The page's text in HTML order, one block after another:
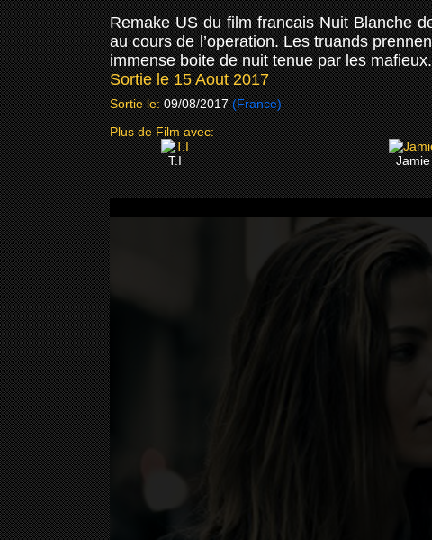
Remake US du film francais Nuit Blanche
au cours de l’operation. Les truands
immense boite de nuit tenue par les
Sortie le 15 Aout 2017
Sortie le: 09/08/2017 (France)
Plus de Film avec:
T.I